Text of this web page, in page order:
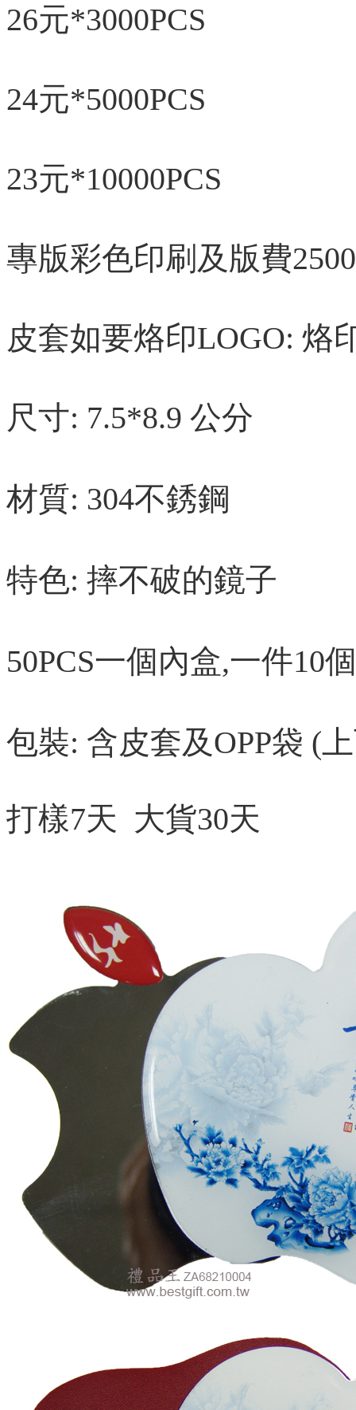
26元*3000PCS
24元*5000PCS
23元*10000PCS
專版彩色印刷及版費
皮套如要烙印LOGO: 烙
尺寸: 7.5*8.9 公分
材質: 304不銹鋼
特色: 摔不破的鏡子
50PCS一個內盒,一件10
包裝: 含皮套及OPP袋 (
打樣7天 大貨30天